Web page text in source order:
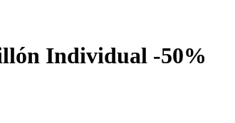
Individual -50%